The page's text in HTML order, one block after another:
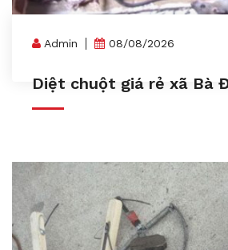
Admin 08/08/2026
Diệt chuột giá rẻ xã Bà